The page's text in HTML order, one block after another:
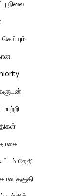
நிலை
தேதி
தகுதி